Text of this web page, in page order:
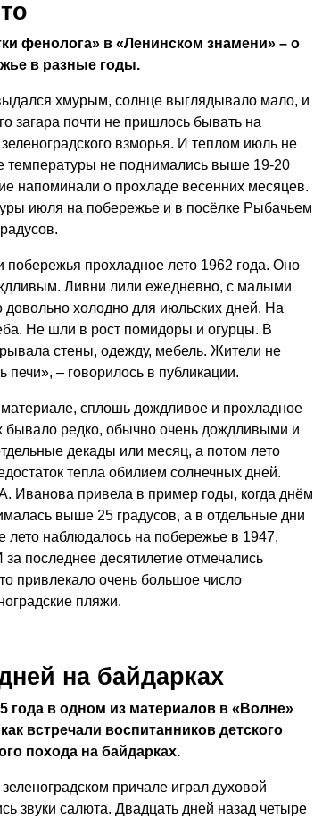
фенолога» в «Ленинском знамени» – о
в разные годы.
хмурым, солнце выглядывало мало, и
загара почти не пришлось бывать на
взморья. И теплом июль не
температуры не поднимались выше 19-20
напоминали о прохладе весенних месяцев.
июля на побережье и в посёлке Рыбачьем
прохладное лето 1962 года. Оно
Ливни лили ежедневно, с малыми
холодно для июльских дней. На
Не шли в рост помидоры и огурцы. В
стены, одежду, мебель. Жители не
печи», – говорилось в публикации.
материале, сплошь дождливое и прохладное
бывало редко, обычно очень дождливыми и
декады или месяц, а потом лето
тепла обилием солнечных дней.
Иванова привела в пример годы, когда днём
выше 25 градусов, а в отдельные дни
лето наблюдалось на побережье в 1947,
за последнее десятилетие отмечались
привлекало очень большое число
пляжи.
на байдарках
года в одном из материалов в «Волне»
встречали воспитанников детского
похода на байдарках.
причале играл духовой
звуки салюта. Двадцать дней назад четыре